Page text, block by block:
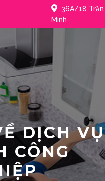
36A/18 Trần
Minh
DỊCH VỤ
CÔNG